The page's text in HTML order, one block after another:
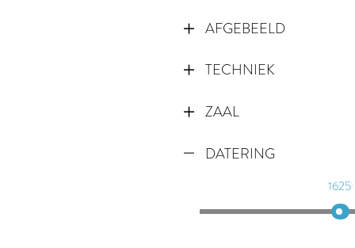
AFGEBEELD
TECHNIEK
ZAAL
DATERING
1625
1659